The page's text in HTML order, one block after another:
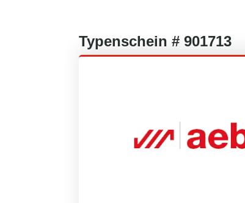
Typenschein # 901713